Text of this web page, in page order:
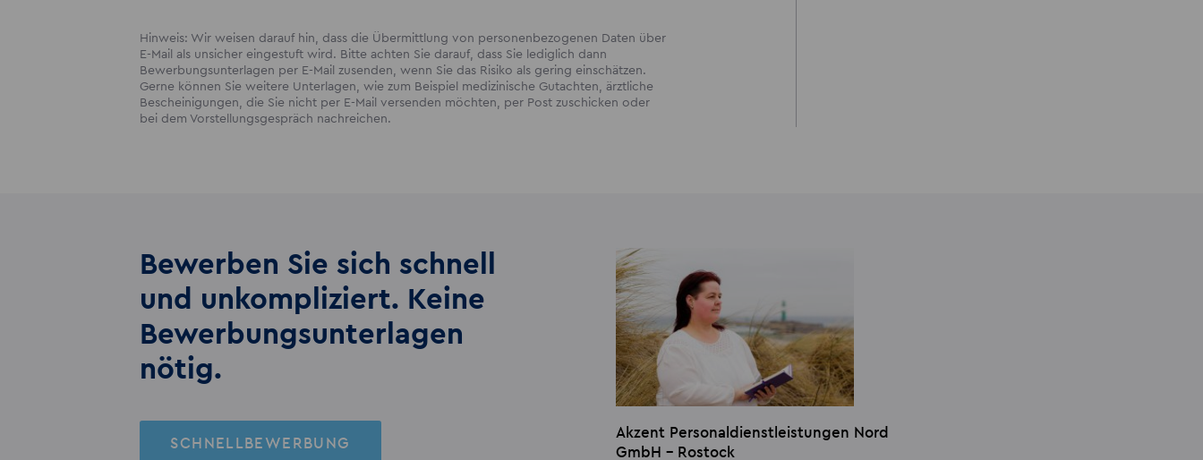
Hinweis: Wir weisen darauf hin, dass die Übermittlung von personenbezogenen Daten über
E-Mail als unsicher eingestuft wird. Bitte achten Sie darauf, dass Sie lediglich dann
Bewerbungsunterlagen per E-Mail zusenden, wenn Sie das Risiko als gering einschätzen.
Gerne können Sie weitere Unterlagen, wie zum Beispiel medizinische Gutachten, ärztliche
Bescheinigungen, die Sie nicht per E-Mail versenden möchten, per Post zuschicken oder
bei dem Vorstellungsgespräch nachreichen.
Bewerben Sie sich schnell
und unkompliziert. Keine
Bewerbungs­unterlagen
nötig.
SCHNELLBEWERBUNG
Akzent Personaldienstleistungen Nord
GmbH - Rostock